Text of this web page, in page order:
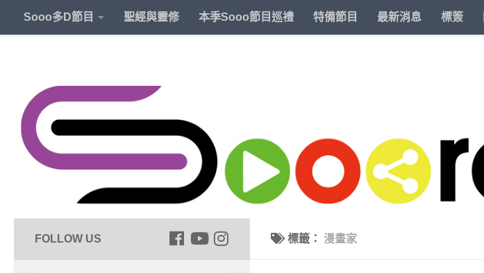
Sooo多D節目 聖經與靈修 本季Sooo節目巡禮 特備節目 最新消息 標簽
標籤： 漫畫家